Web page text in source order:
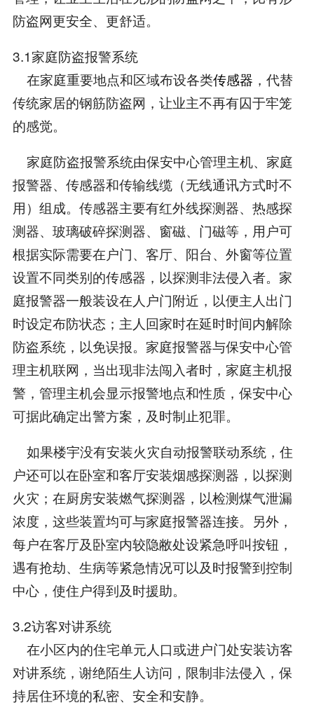
防盗网更安全、更舒适。
3.1家庭防盗报警系统
在家庭重要地点和区域布设各类传感器 ，代替
传统家居的钢筋防盗网，让业主不再有囚于牢笼
的感觉。
家庭防盗报警系统由保安中心管理主机、家庭
报警器、传感器和传输线缆（无线通讯方式时不
用）组成。传感器主要有红外线探测器、热感探
测器、玻璃破碎探测器、窗磁、门磁等，用户可
根据实际需要在户门、客厅、阳台、外窗等位置
设置不同类别的传感器，以探测非法侵入者。家
庭报警器一般装设在人户门附近，以便主人出门
时设定布防状态；主人回家时在延时时间内解除
防盗系统，以免误报。家庭报警器与保安中心管
理主机联网，当出现非法闯入者时，家庭主机报
警，管理主机会显示报警地点和性质，保安中心
可据此确定出警方案，及时制止犯罪。
如果楼宇没有安装火灾自动报警联动系统，住
户还可以在卧室和客厅安装烟感探测器，以探测
火灾；在厨房安装燃气探测器，以检测煤气泄漏
浓度，这些装置均可与家庭报警器连接。另外，
每户在客厅及卧室内较隐敝处设紧急呼叫按钮，
遇有抢劫、生病等紧急情况可以及时报警到控制
中心，使住户得到及时援助。
3.2访客对讲系统
在小区内的住宅单元人口或进户门处安装访客
对讲系统，谢绝陌生人访问，限制非法侵入，保
持居住环境的私密、安全和安静。